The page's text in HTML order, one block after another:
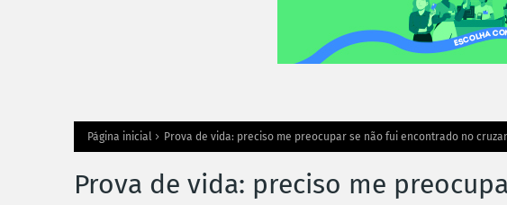
Página inicial Prova de vida: preciso me preocupar se não fui encontrado no
Prova de vida: preciso me